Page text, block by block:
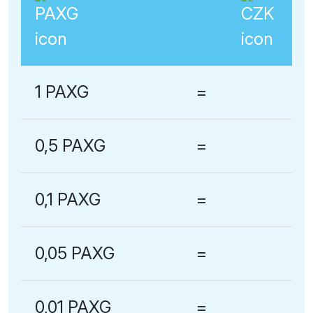
1 PAXG =
0,5 PAXG =
0,1 PAXG =
0,05 PAXG =
0,01 PAXG =